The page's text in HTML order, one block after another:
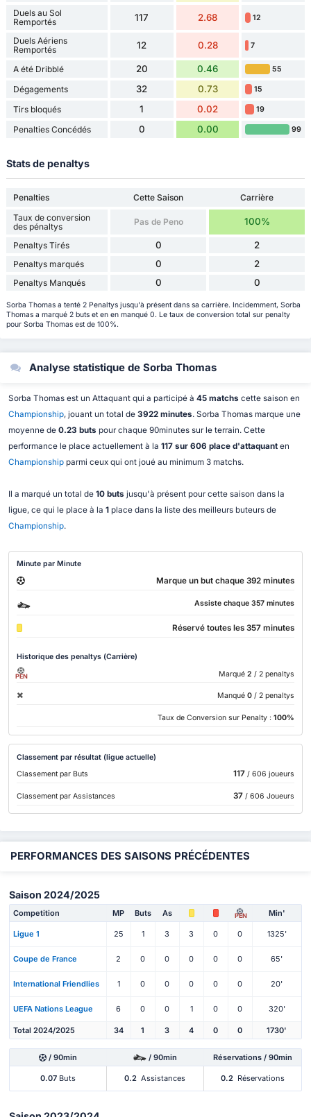
Duels au Sol
Remportés
117 2.68 12
Duels Aériens
Remportés
12 0.28 7
A été Dribblé 20 0.46 55
Dégagements 32 0.73 15
Tirs bloqués 1 0.02 19
Penalties Concédés 0 0.00 99
Stats de penaltys
Penalties Cette Saison
Carrière
Taux de conversion
des pénaltys
Pas de Peno 100%
Penaltys Tirés 0 2
Penaltys marqués 0 2
Penaltys Manqués 0 0
Sorba Thomas a tenté 2 Penaltys jusqu'à présent dans sa carrière. Incidemment, Sorba
Thomas a marqué 2 buts et en en manqué 0. Le taux de conversion total sur penalty
pour Sorba Thomas est de 100%.
Analyse statistique de Sorba Thomas
Sorba Thomas est un Attaquant qui a participé à 45 matchs cette saison en
Championship, jouant un total de 3922 minutes. Sorba Thomas marque une
moyenne de 0.23 buts pour chaque 90minutes sur le terrain. Cette
performance le place actuellement à la 117 sur 606 place d'attaquanten
Championshipparmi ceux qui ont joué au minimum 3 matchs.
Il a marqué un total de 10 buts jusqu'à présent pour cette saison dans la
ligue, ce qui le place à la 1place dans la liste des meilleurs buteurs de
Championship.
Minute par Minute
Marque un but chaque 392 minutes
Assiste chaque 357 minutes
Réservé toutes les 357 minutes
Historique des penaltys (Carrière)
PEN Marqué 2 / 2 penaltys
Manqué 0 / 2 penaltys
Taux de Conversion sur Penalty : 100%
Classement par résultat (ligue actuelle)
Classement par Buts
117/ 606 joueurs
Classement par Assistances 37/ 606 Joueurs
PERFORMANCES DES SAISONS PRÉCÉDENTES
Saison 2024/2025
Competition MP Buts As PEN Min'
Ligue 1 25 1 3 3 0 0 1325'
Coupe de France 2 0 0 0 0 0 65'
International Friendlies 1 0 0 0 0 0 20'
UEFA Nations League 6 0 0 1 0 0 320'
Total 2024/2025 34 1 3 4 0 0 1730'
/ 90min / 90min Réservations / 90min
0.07Buts 0.2 Assistances 0.2 Réservations